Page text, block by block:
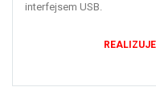
interfejsem USB.